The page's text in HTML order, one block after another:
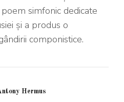
poem simfonic dedicate
și a produs o
componistice.
Hermus